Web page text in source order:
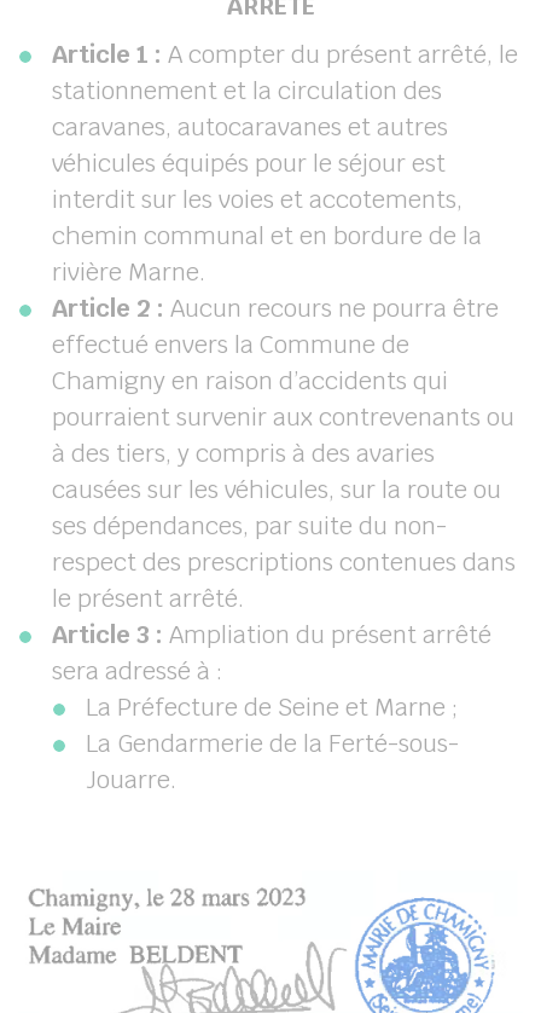
Article 1 : A compter du présent arrêté, le
stationnement et la circulation des
caravanes, autocaravanes et autres
véhicules équipés pour le séjour est
interdit sur les voies et accotements,
chemin communal et en bordure de la
rivière Marne.
Article 2 : Aucun recours ne pourra être
effectué envers la Commune de
Chamigny en raison d’accidents qui
pourraient survenir aux contrevenants ou
à des tiers, y compris à des avaries
causées sur les véhicules, sur la route ou
ses dépendances, par suite du non-
respect des prescriptions contenues dans
le présent arrêté.
Article 3 : Ampliation du présent arrêté
sera adressé à :
La Préfecture de Seine et Marne ;
La Gendarmerie de la Ferté-sous-
Jouarre.